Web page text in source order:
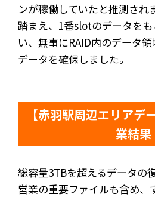
ンが稼働していたと推測され
踏まえ、1番slotのデータを
い、無事にRAID内のデータ
データを確保しました。
【赤羽駅周辺エリアデ
業結果
総容量3TBを超えるデータの
営業の重要ファイルも含め、